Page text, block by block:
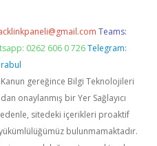
Teams:
0262 606 0 726 Telegram:
Kanun gereğince Bilgi Teknolojileri
onaylanmış bir Yer Sağlayıcı
sitedeki içerikleri proaktif
bulunmamaktadır.